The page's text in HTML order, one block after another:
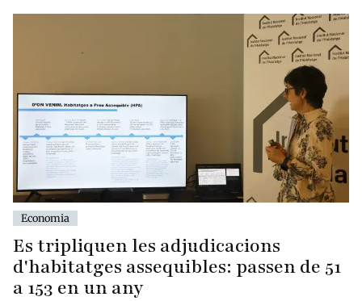
Economia
Es tripliquen les adjudicacions
d'habitatges assequibles: passen de 51
a 153 en un any